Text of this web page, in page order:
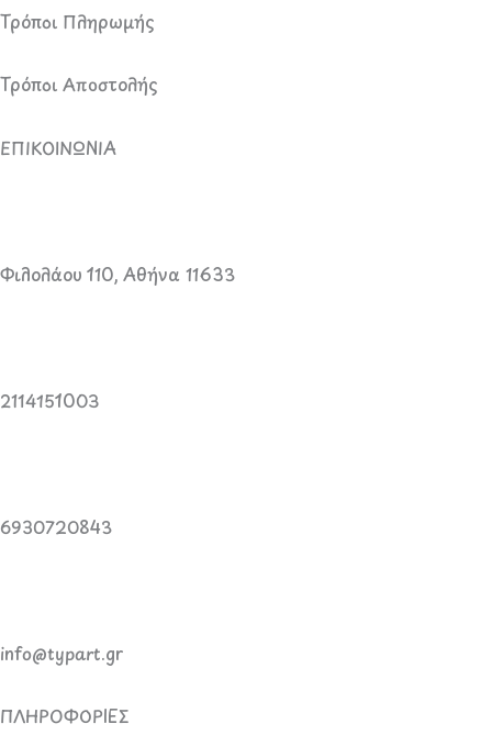
Τρόποι Πληρωμής
Τρόποι Αποστολής
ΕΠΙΚΟΙΝΩΝΙΑ
Φιλολάου 110, Αθήνα 11633
2114151003
6930720843
info@typart.gr
ΠΛΗΡΟΦΟΡΙΕΣ